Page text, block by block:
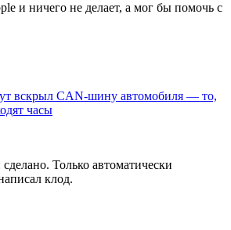
и ничего не делает, а мог бы помочь с
вскрыл CAN-шину автомобиля — то,
часы
Только автоматически
клод.